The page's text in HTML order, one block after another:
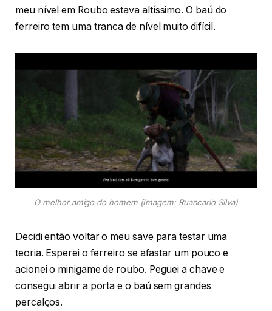
meu nível em Roubo estava altíssimo. O baú do
ferreiro tem uma tranca de nível muito difícil.
O melhor amigo do homem (Imagem: Ruancarlo Silva)
Decidi então voltar o meu save para testar uma
teoria. Esperei o ferreiro se afastar um pouco e
acionei o minigame de roubo. Peguei a chave e
consegui abrir a porta e o baú sem grandes
percalços.